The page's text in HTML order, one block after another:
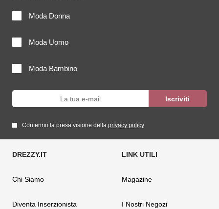
Moda Donna
Moda Uomo
Moda Bambino
Confermo la presa visione della privacy policy
Chi Siamo
Diventa Inserzionista
Magazine
I Nostri Negozi